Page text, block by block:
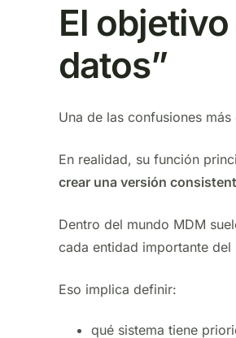
El
datos”
Una de las confusiones
En realidad, su función
crear una versión
Dentro del mundo MDM
cada entidad importante del
Eso implica definir:
qué sistema tiene